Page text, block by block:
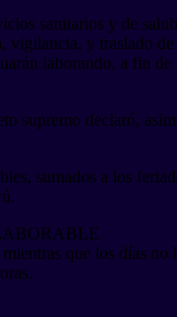
sanitarios y de
vigilancia, y traslado
laborando, a fin
supremo declaró,
sumados a los
que los días